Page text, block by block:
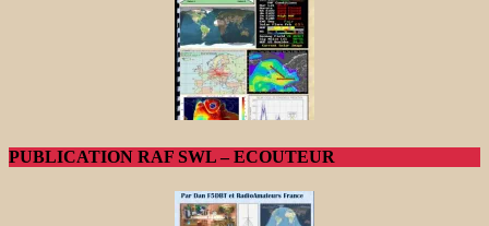
PUBLICATION RAF SWL – ECOUTEUR